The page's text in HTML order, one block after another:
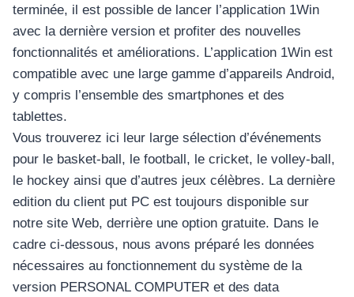
terminée, il est possible de lancer l’application 1Win
avec la dernière version et profiter des nouvelles
fonctionnalités et améliorations. L’application 1Win est
compatible avec une large gamme d’appareils Android,
y compris l’ensemble des smartphones et des
tablettes.
Vous trouverez ici leur large sélection d’événements
pour le basket-ball, le football, le cricket, le volley-ball,
le hockey ainsi que d’autres jeux célèbres. La dernière
edition du client put PC est toujours disponible sur
notre site Web, derrière une option gratuite. Dans le
cadre ci-dessous, nous avons préparé les données
nécessaires au fonctionnement du système de la
version PERSONAL COMPUTER et des data